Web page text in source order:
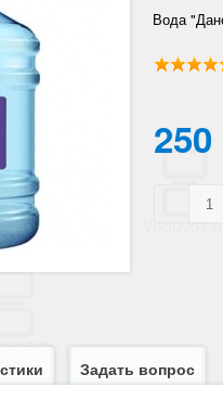
Вода
Задать вопрос